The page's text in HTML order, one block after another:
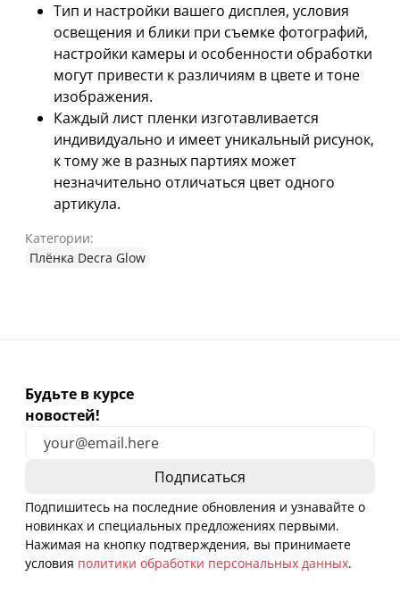
Тип и настройки вашего дисплея, условия
освещения и блики при съемке фотографий,
настройки камеры и особенности обработки
могут привести к различиям в цвете и тоне
изображения.
Каждый лист пленки изготавливается
индивидуально и имеет уникальный рисунок,
к тому же в разных партиях может
незначительно отличаться цвет одного
артикула.
Категории:
Плёнка Decra Glow
Будьте в курсе
новостей!
Подпишитесь на последние обновления и узнавайте о
новинках и специальных предложениях первыми.
Нажимая на кнопку подтверждения, вы принимаете
условия политики обработки персональных данных.